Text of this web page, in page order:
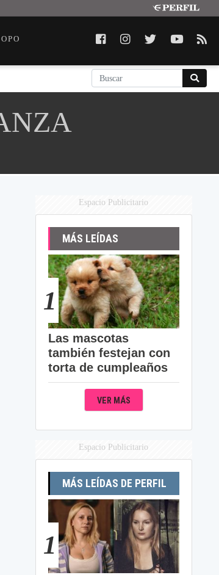
Espacio Publicitario
MÁS LEÍDAS
1
Las mascotas
también festejan con
torta de cumpleaños
VER MÁS
Espacio Publicitario
MÁS LEÍDAS DE PERFIL
1